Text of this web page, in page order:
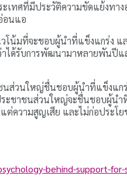
ทศที่มีประวัติความขัดแย้งทา
อนแอ
มที่จะชอบผู้นำที่แข็งแกร่ง แ
ได้รับการพัฒนามาหลายพันปี
ส่วนใหญ่ชื่นชอบผู้นำที่แข็งแก
ะชาชนส่วนใหญ่จะชื่นชอบผู้
ต่ความสูญเสีย และไม่ก่อประ
behind-support-for-